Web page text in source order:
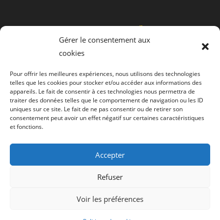
Gérer le consentement aux
cookies
Pour offrir les meilleures expériences, nous utilisons des technologies
telles que les cookies pour stocker et/ou accéder aux informations des
appareils. Le fait de consentir à ces technologies nous permettra de
traiter des données telles que le comportement de navigation ou les ID
uniques sur ce site. Le fait de ne pas consentir ou de retirer son
consentement peut avoir un effet négatif sur certaines caractéristiques
et fonctions.
Accepter
Refuser
Voir les préférences
Politique de cookies (UE)
Politique de confidentialité
Mentions légales
Actualités